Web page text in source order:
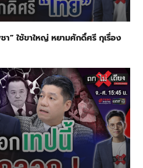
า” ใช้ขาใหญ่ หยามศักดิ์ศรี กุเรื่อง